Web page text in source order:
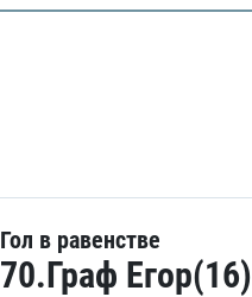
Гол в равенстве
70.Граф Егор(16)